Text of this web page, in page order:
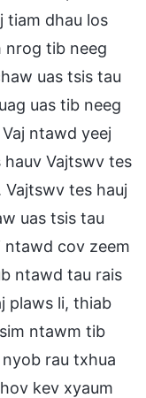
tiam dhau los
nrog tib neeg
uas tsis tau
uas tib neeg
ntawd yeej
Vajtswv tes
tes hauj
uas tsis tau
ntawd cov zeem
ntawd tau rais
plaws li, thiab
ntawm tib
rau txhua
kev xyaum